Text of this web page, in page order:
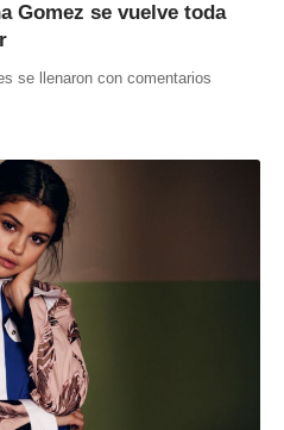
Gomez se vuelve toda
se llenaron con comentarios